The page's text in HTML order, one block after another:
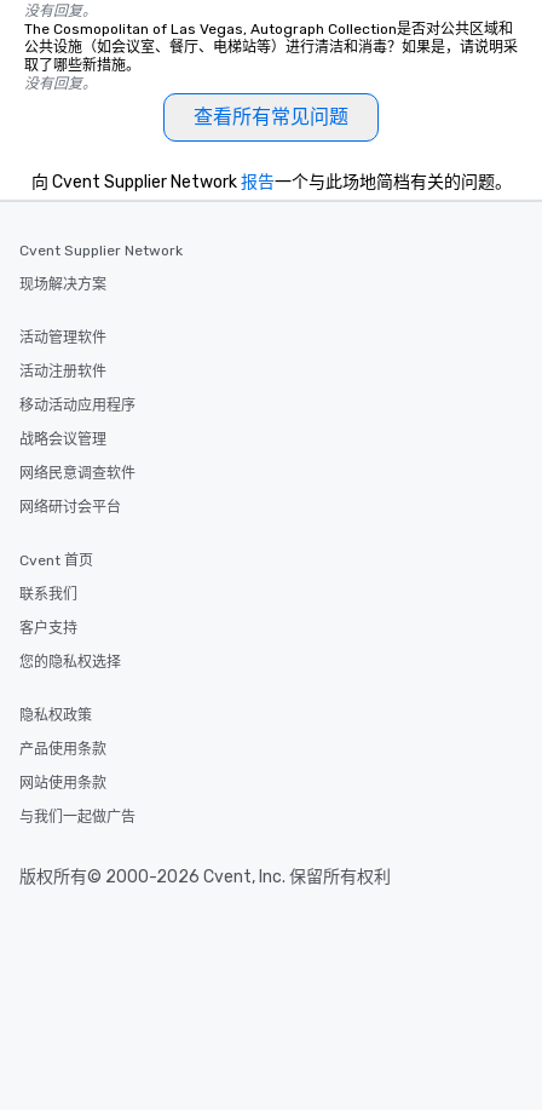
没有回复。
The Cosmopolitan of Las Vegas, Autograph Collection是否对公共区域和
公共设施（如会议室、餐厅、电梯站等）进行清洁和消毒？如果是，请说明采
取了哪些新措施。
没有回复。
查看所有常见问题
向 Cvent Supplier Network报告一个与此场地简档有关的问题。
Cvent Supplier Network
现场解决方案
活动管理软件
活动注册软件
移动活动应用程序
战略会议管理
网络民意调查软件
网络研讨会平台
Cvent 首页
联系我们
客户支持
您的隐私权选择
隐私权政策
产品使用条款
网站使用条款
与我们一起做广告
版权所有© 2000-2026 Cvent, Inc. 保留所有权利